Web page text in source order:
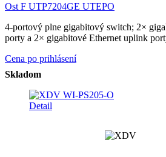
Ost F UTP7204GE UTEPO
4-portový plne gigabitový switch; 2×
porty a 2× gigabitové Ethernet uplink
Cena po prihlásení
Skladom
Detail